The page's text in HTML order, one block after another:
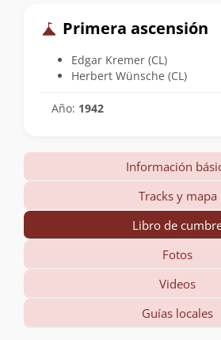
Primera ascensión
Edgar Kremer (CL)
Herbert Wünsche (CL)
Año: 1942
Información
Tracks y mapa
Libro de
Fotos
Videos
Guías locales